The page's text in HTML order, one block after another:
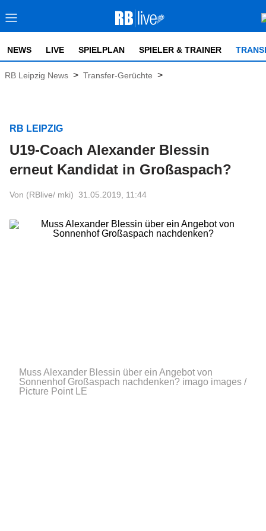
NEWS LIVE SPIELPLAN SPIELER & TRAINER
RB Leipzig News > Transfer-Gerüchte >
RB LEIPZIG
U19-Coach Alexander Blessin
erneut Kandidat in Großaspach?
Von (RBlive/ mki) 31.05.2019, 11:44
Muss Alexander Blessin über ein Angebot von
Sonnenhof Großaspach nachdenken? imago images /
Picture Point LE